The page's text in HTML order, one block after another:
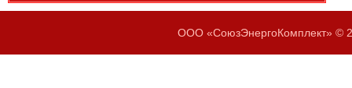
ООО «СоюзЭнергоКомплект» ©